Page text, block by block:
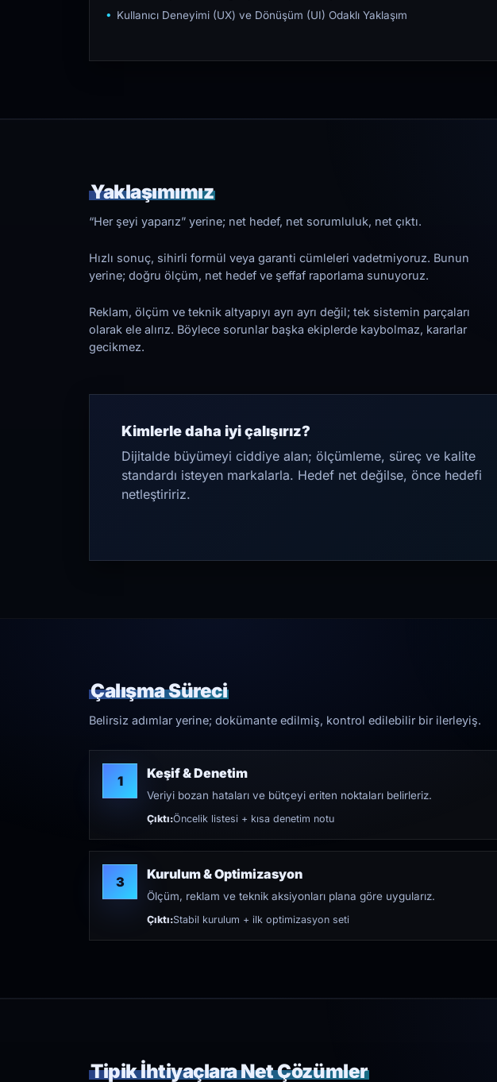
Kullanıcı Deneyimi (UX) ve Dönüşüm (UI) Odaklı Yaklaşım
Yaklaşımımız
“Her şeyi yaparız” yerine; net hedef, net sorumluluk, net çıktı.
Hızlı sonuç, sihirli formül veya garanti cümleleri vadetmiyoruz. Bunun
yerine; doğru ölçüm, net hedef ve şeffaf raporlama sunuyoruz.
Reklam, ölçüm ve teknik altyapıyı ayrı ayrı değil; tek sistemin parçaları
olarak ele alırız. Böylece sorunlar başka ekiplerde kaybolmaz, kararlar
gecikmez.
Kimlerle daha iyi çalışırız?
Dijitalde büyümeyi ciddiye alan; ölçümleme, süreç ve kalite
standardı isteyen markalarla. Hedef net değilse, önce hedefi
netleştiririz.
Çalışma Süreci
Belirsiz adımlar yerine; dokümante edilmiş, kontrol edilebilir bir ilerleyiş.
1 Keşif & Denetim
Veriyi bozan hataları ve bütçeyi eriten noktaları belirleriz.
Çıktı:Öncelik listesi + kısa denetim notu
3 Kurulum & Optimizasyon
Ölçüm, reklam ve teknik aksiyonları plana göre uygularız.
Çıktı:Stabil kurulum + ilk optimizasyon seti
Tipik İhtiyaçlara Net Çözümler